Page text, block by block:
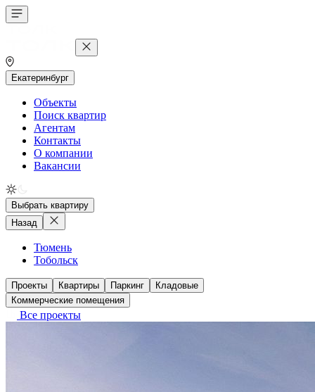
Екатеринбург
Объекты
Поиск квартир
Агентам
Контакты
О компании
Вакансии
Выбрать квартиру
Назад
Тюмень
Тобольск
Проекты Квартиры Паркинг
Кладовые
Коммерческие помещения
Все проекты